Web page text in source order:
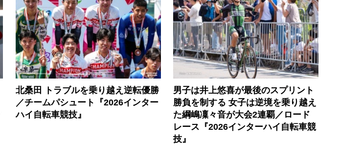
北桑田 トラブルを乗り越え逆転優勝
／チームパシュート『2026インター
ハイ自転車競技』
男子は井上悠喜が最後のスプリント
勝負を制する 女子は逆境を乗り越え
た綱嶋凜々音が大会2連覇／ロード
レース『2026インターハイ自転車競
技』